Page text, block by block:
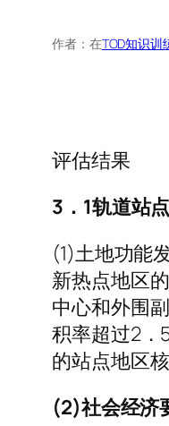
作者： 在TOD知识训
评估结果
3．1轨道站
(1)土地功能
新热点地区
中心和外围
积率超过2．
的站点地区
(2)社会经济